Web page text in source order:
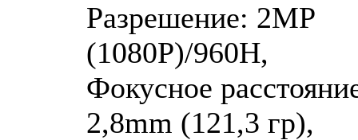
Разрешение: 2MP
(1080P)/960H,
Фокусное
2,8mm (121,3 гр),